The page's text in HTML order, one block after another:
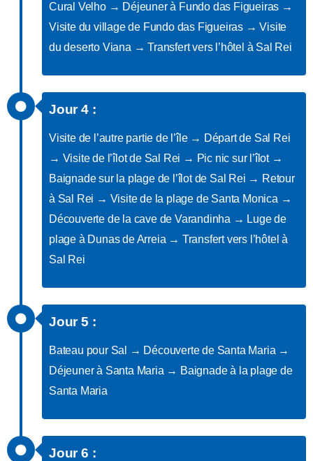
Cural Velho → Déjeuner à Fundo das Figueiras →
Visite du village de Fundo das Figueiras → Visite
du deserto Viana → Transfert vers l’hôtel à Sal Rei
Jour 4 :
Visite de l’autre partie de l’île → Départ de Sal Rei
→ Visite de l’îlot de Sal Rei → Pic nic sur l’îlot →
Baignade sur la plage de l’îlot de Sal Rei → Retour
à Sal Rei → Visite de la plage de Santa Monica →
Découverte de la cave de Varandinha → Luge de
plage à Dunas de Arreia → Transfert vers l’hôtel à
Sal Rei
Jour 5 :
Bateau pour Sal → Découverte de Santa Maria →
Déjeuner à Santa Maria → Baignade à la plage de
Santa Maria
Jour 6 :